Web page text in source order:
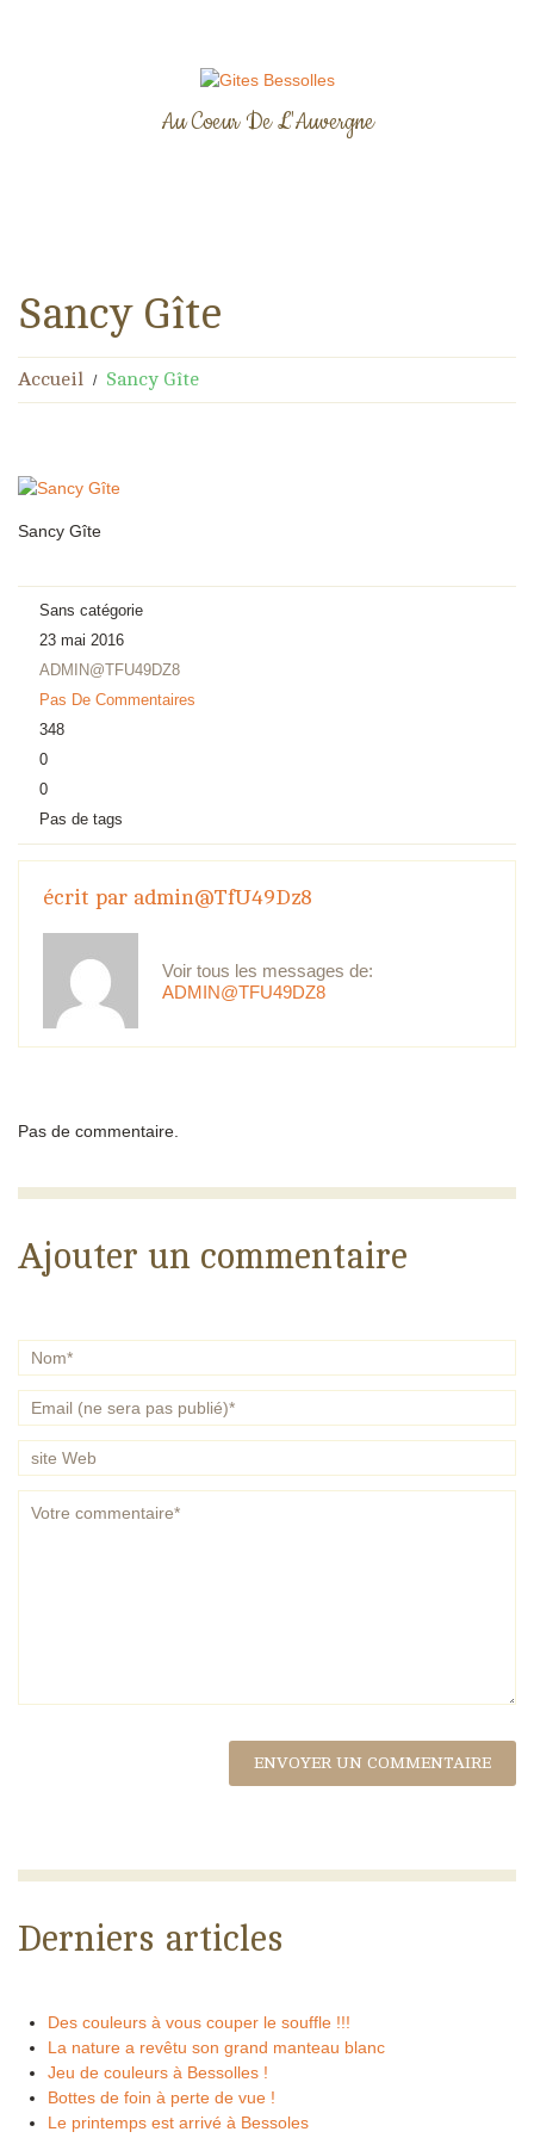
Au Coeur De L'Auvergne
Sancy Gîte
Accueil Sancy Gîte
Sancy Gîte
Sans catégorie
23 mai 2016
ADMIN@TFU49DZ8
Pas De Commentaires
348
0
0
Pas de tags
écrit par admin@TfU49Dz8
Voir tous les messages de:
ADMIN@TFU49DZ8
Pas de commentaire.
Ajouter un commentaire
Derniers articles
Des couleurs à vous couper le souffle !!!
La nature a revêtu son grand manteau blanc
Jeu de couleurs à Bessolles !
Bottes de foin à perte de vue !
Le printemps est arrivé à Bessoles